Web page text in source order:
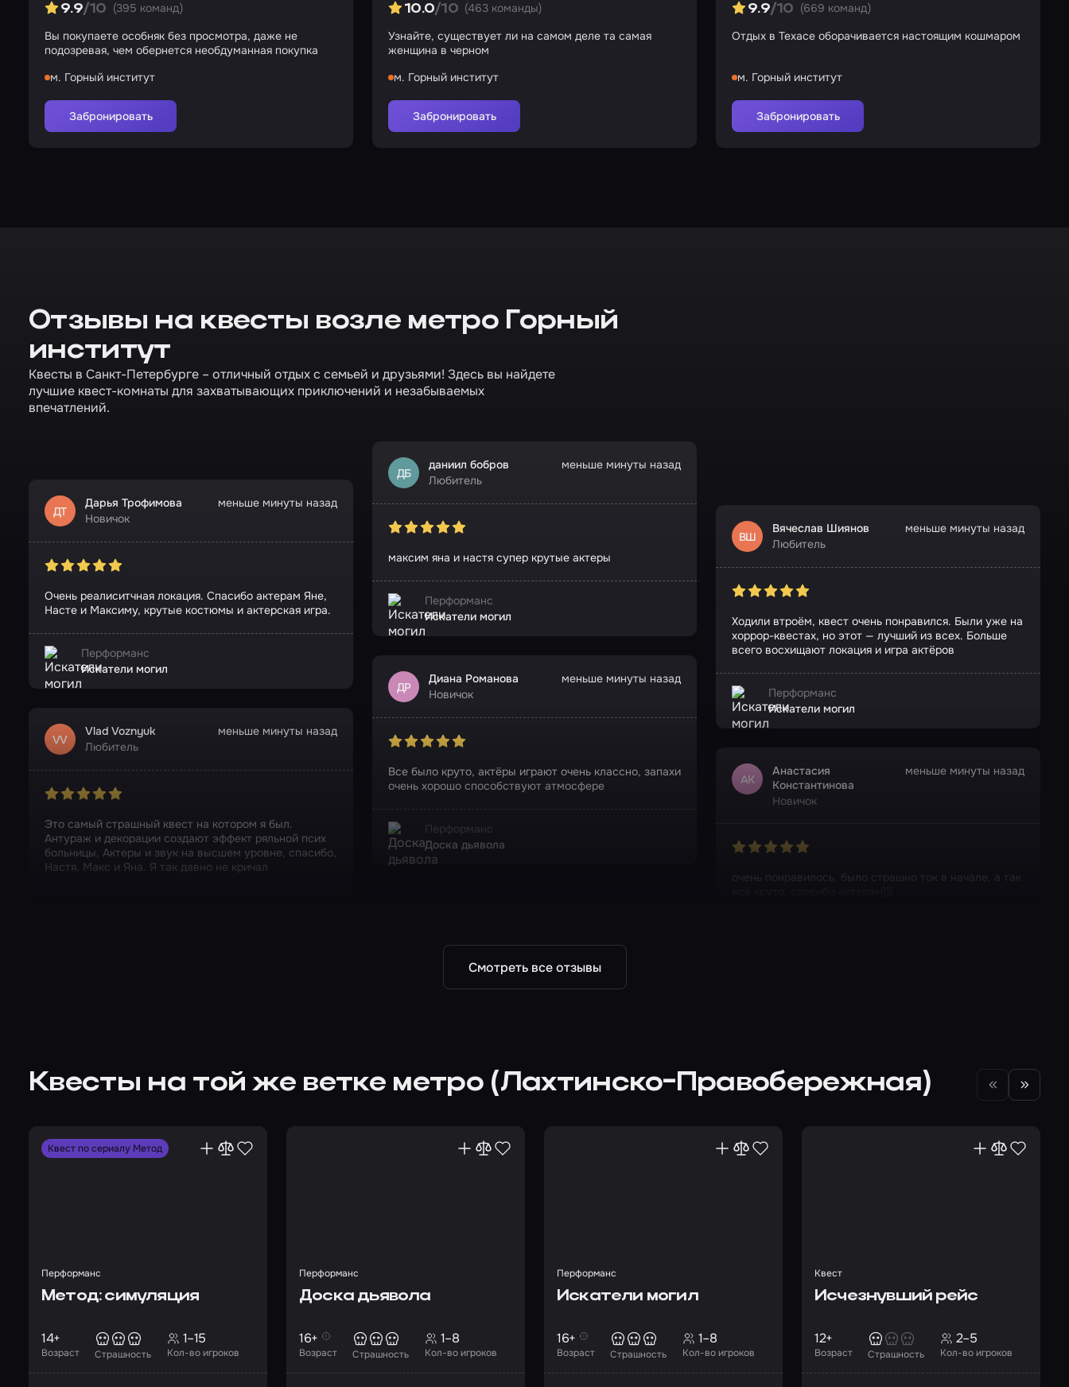
9.9/10 (395 команд)
Вы покупаете особняк без просмотра, даже не
подозревая, чем обернется необдуманная покупка
м. Горный институт
Забронировать
10.0/10 (463 команды)
Узнайте, существует ли на самом деле та самая
женщина в черном
м. Горный институт
Забронировать
9.9/10 (669 команд)
Отдых в Техасе оборачивается настоящим кошмаром
м. Горный институт
Забронировать
Отзывы на квесты возле метро Горный
институт
Квесты в Санкт-Петербурге – отличный отдых с семьей и друзьями! Здесь вы найдете
лучшие квест-комнаты для захватывающих приключений и незабываемых
впечатлений.
ДТ
Дарья Трофимова
Новичок
меньше минуты назад
Очень реалиситчная локация. Спасибо актерам Яне,
Насте и Максиму, крутые костюмы и актерская игра.
Перформанс
Искатели могил
VV
Vlad Voznyuk
Любитель
меньше минуты назад
Это самый страшный квест на котором я был.
Антураж и декорации создают эффект ряльной псих
больницы, Актеры и звук на высшем уровне, спасибо,
Настя, Макс и Яна. Я так давно не кричал
ДБ
даниил бобров
Любитель
меньше минуты назад
максим яна и настя супер крутые актеры
Перформанс
Искатели могил
ДР
Диана Романова
Новичок
меньше минуты назад
Все было круто, актёры играют очень классно, запахи
очень хорошо способствуют атмосфере
Перформанс
Доска дьявола
ВШ
Вячеслав Шиянов
Любитель
меньше минуты назад
Ходили втроём, квест очень понравился. Были уже на
хоррор-квестах, но этот — лучший из всех. Больше
всего восхищают локация и игра актёров
Перформанс
Искатели могил
АК
Анастасия
Константинова
Новичок
меньше минуты назад
очень понравилось, было страшно ток в начале, а так
Смотреть все отзывы
Квесты на той же ветке метро (Лахтинско-Правобережная)
Квест по сериалу Метод
Перформанс
Метод: симуляция
Возраст
14+
Страшность Кол-во игроков
1–15
Перформанс
Доска дьявола
Возраст
16+
Страшность Кол-во игроков
1–8
Перформанс
Искатели могил
Возраст
16+
Страшность Кол-во игроков
1–8
Квест
Исчезнувший рейс
Возраст
12+
Страшность Кол-во игроков
2–5